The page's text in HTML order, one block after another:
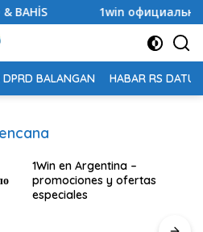
1win официальный
DPRD BALANGAN HABAR RS DATU
1Win en Argentina –
promociones y ofertas
especiales